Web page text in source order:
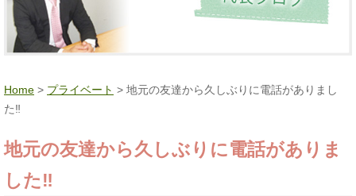
Home > プライベート > 地元の友達から久しぶりに電話がありまし
た‼
地元の友達から久しぶりに電話がありま
した‼